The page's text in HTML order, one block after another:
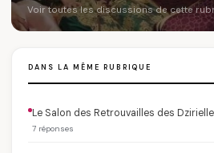
Voir toutes les discussions de cette
DANS LA MÊME RUBRIQUE
Le Salon des Retrouvailles des
7 réponses